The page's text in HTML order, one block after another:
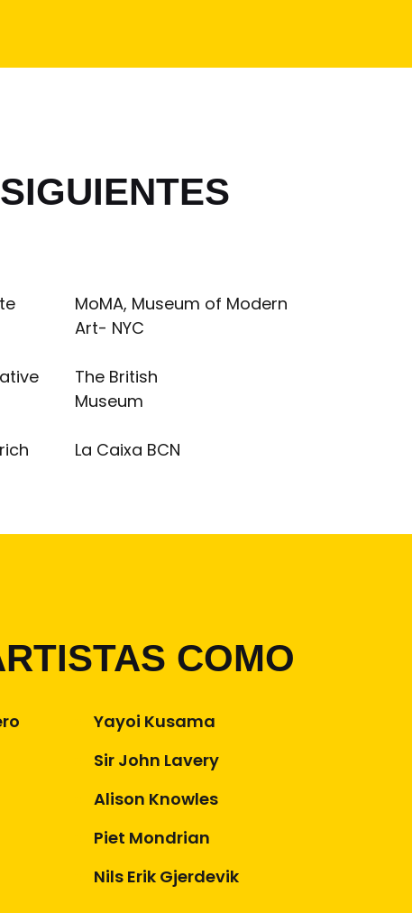
MoMA, Museum of Modern
Art- NYC
The British
Museum
La Caixa BCN
COMO
Yayoi Kusama
Sir John Lavery
Alison Knowles
Piet Mondrian
Nils Erik Gjerdevik